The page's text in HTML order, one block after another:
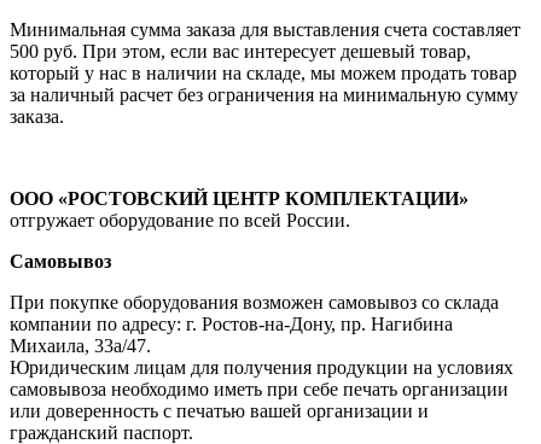
Минимальная сумма заказа для выставления счета составляет
500 руб. При этом, если вас интересует дешевый товар,
который у нас в наличии на складе, мы можем продать товар
за наличный расчет без ограничения на минимальную сумму
заказа.
ООО «РОСТОВСКИЙ ЦЕНТР КОМПЛЕКТАЦИИ»
отгружает оборудование по всей России.
Самовывоз
При покупке оборудования возможен самовывоз со склада
компании по адресу: г. Ростов-на-Дону, пр. Нагибина
Михаила, 33а/47.
Юридическим лицам для получения продукции на условиях
самовывоза необходимо иметь при себе печать организации
или доверенность с печатью вашей организации и
гражданский паспорт.